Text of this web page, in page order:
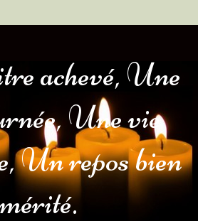
achevé, Une
Une vie
Un repos bien
mérité.